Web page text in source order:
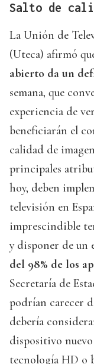
Salto de
La Unión de
(Uteca) afirmó
abierto da un
semana, que
experiencia de
beneficiarán el
calidad de
principales
hoy, deben
televisión en
imprescindible
y disponer de un
del 98% de los
Secretaría de
podrían carecer
debería
dispositivo
tecnología HD o